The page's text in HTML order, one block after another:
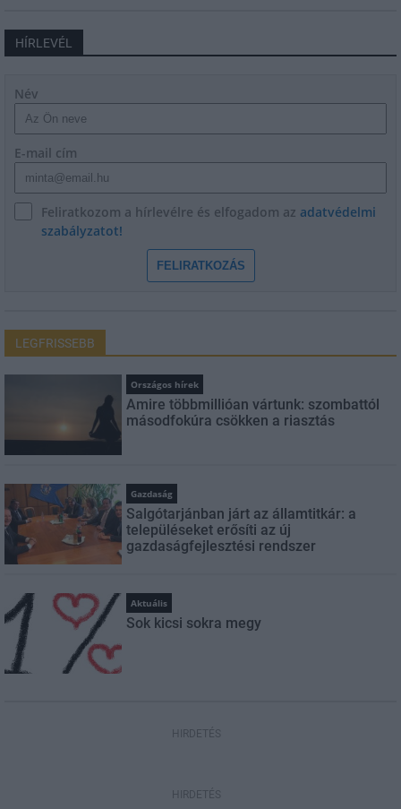
HÍRLEVÉL
Név
E-mail cím
Feliratkozom a hírlevélre és elfogadom az adatvédelmi
szabályzatot!
FELIRATKOZÁS
LEGFRISSEBB
Országos hírek
Amire többmillióan vártunk: szombattól
másodfokúra csökken a riasztás
Gazdaság
Salgótarjánban járt az államtitkár: a
településeket erősíti az új
gazdaságfejlesztési rendszer
Aktuális
Sok kicsi sokra megy
HIRDETÉS
HIRDETÉS